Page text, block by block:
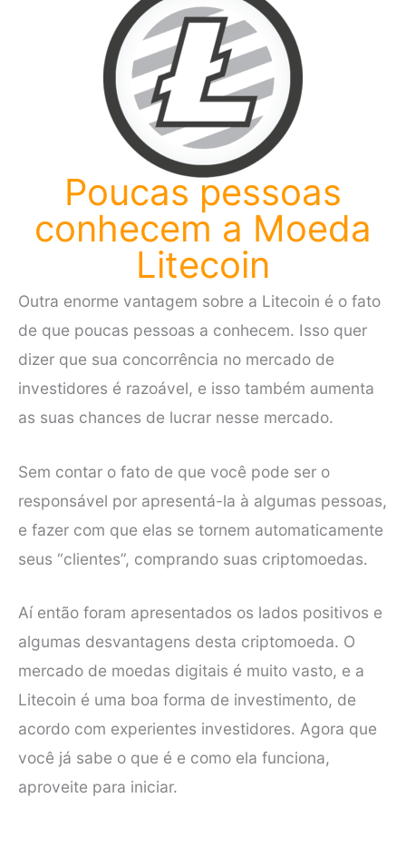
Poucas pessoas
conhecem a Moeda
Litecoin
Outra enorme vantagem sobre a Litecoin é o fato
de que poucas pessoas a conhecem. Isso quer
dizer que sua concorrência no mercado de
investidores é razoável, e isso também aumenta
as suas chances de lucrar nesse mercado.
Sem contar o fato de que você pode ser o
responsável por apresentá-la à algumas pessoas,
e fazer com que elas se tornem automaticamente
seus “clientes”, comprando suas criptomoedas.
Aí então foram apresentados os lados positivos e
algumas desvantagens desta criptomoeda. O
mercado de moedas digitais é muito vasto, e a
Litecoin é uma boa forma de investimento, de
acordo com experientes investidores. Agora que
você já sabe o que é e como ela funciona,
aproveite para iniciar.